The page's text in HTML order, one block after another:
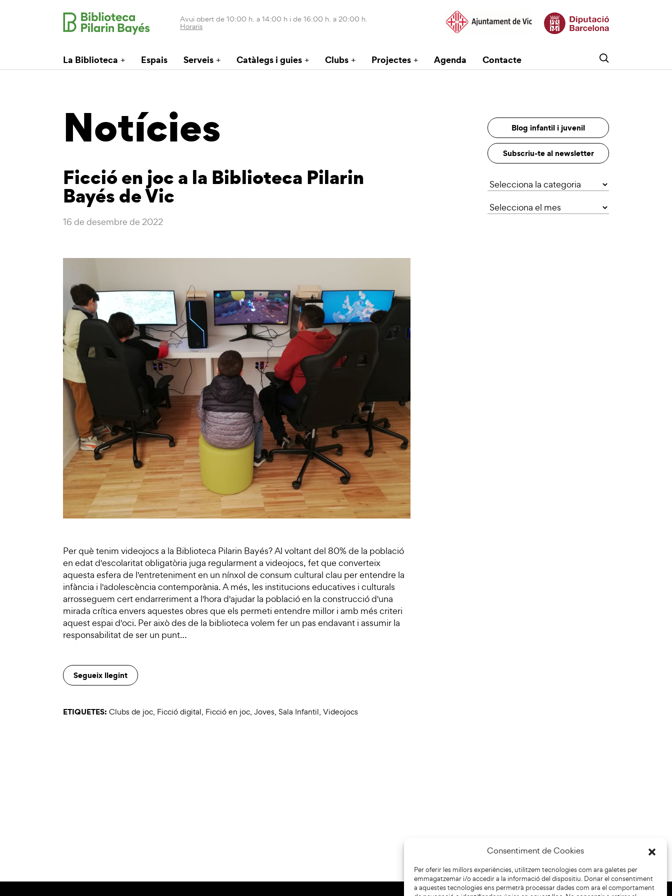
Consentiment de Cookies
Per oferir les millors experiències, utilitzem tecnologies com ara galetes per
emmagatzemar i/o accedir a la informació del dispositiu. Donar el consentiment
a aquestes tecnologies ens permetrà processar dades com ara el comportament
Avui obert de 10:00 h. a 14:00 h i de 16:00 h. a 20:00 h.
Horaris
La Biblioteca Espais Serveis Catàlegs i guies Clubs Projectes Agenda Contacte
Notícies Blog infantil i juvenil
Subscriu-te al newsletter
Ficció en joc a la Biblioteca Pilarin
Bayés de Vic
16 de desembre de 2022
Per què tenim videojocs a la Biblioteca Pilarin Bayés? Al voltant del 80% de la població
en edat d'escolaritat obligatòria juga regularment a videojocs, fet que converteix
aquesta esfera de l'entreteniment en un nínxol de consum cultural clau per entendre la
infància i l'adolescència contemporània. A més, les institucions educatives i culturals
arrosseguem cert endarreriment a l'hora d'ajudar la població en la construcció d'una
mirada crítica envers aquestes obres que els permeti entendre millor i amb més criteri
aquest espai d'oci. Per això des de la biblioteca volem fer un pas endavant i assumir la
responsabilitat de ser un punt…
Segueix llegint
ETIQUETES: Clubs de joc, Ficció digital, Ficció en joc, Joves, Sala Infantil, Videojocs
Categories